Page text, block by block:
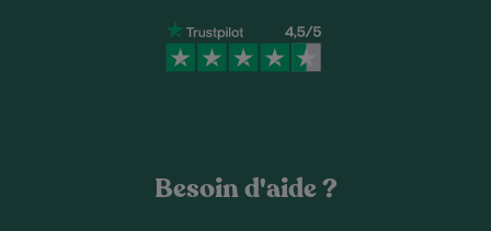
Besoin d'aide ?